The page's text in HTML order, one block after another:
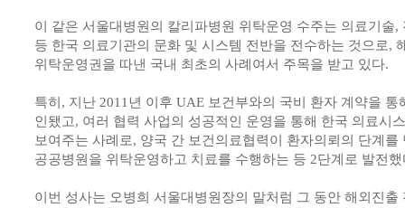
이 같은 서울대병원의 칼리파병원 위탁운영 수주는 의료기술,
등 한국 의료기관의 문화 및 시스템 전반을 전수하는 것으로,
위탁운영권을 따낸 국내 최초의 사례여서 주목을 받고 있다.
특히, 지난 2011년 이후 UAE 보건부와의 국비 환자 계약을
인됐고, 여러 협력 사업의 성공적인 운영을 통해 한국 의료시
보여주는 사례로, 양국 간 보건의료협력이 환자의뢰의 단계를
공공병원을 위탁운영하고 치료를 수행하는 등 2단계로 발전
이번 성사는 오병희 서울대병원장의 말처럼 그 동안 해외진